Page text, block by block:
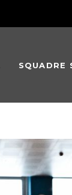
SQUADRE